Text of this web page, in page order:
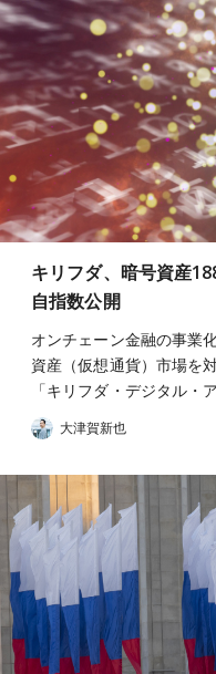
キリフダ、暗号資産
自指数公開
オンチェーン金融の事業
資産（仮想通貨）市場を
「キリフダ・デジタル
大津賀新也